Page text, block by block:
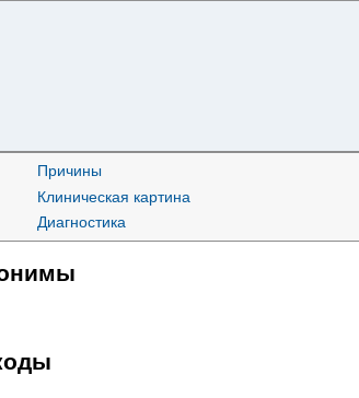
Причины
Клиническая картина
Диагностика